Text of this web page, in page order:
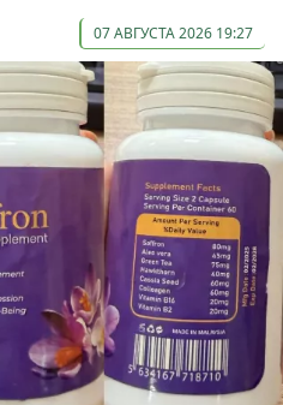
07 АВГУСТА 2026 19:27